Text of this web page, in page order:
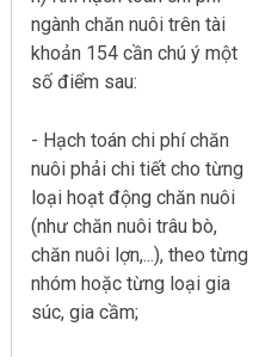
ngành chăn nuôi trên tài
khoản 154 cần chú ý một
số điểm sau:
- Hạch toán chi phí chăn
nuôi phải chi tiết cho từng
loại hoạt động chăn nuôi
(như chăn nuôi trâu bò,
chăn nuôi lợn,...), theo từng
nhóm hoặc từng loại gia
súc, gia cầm;